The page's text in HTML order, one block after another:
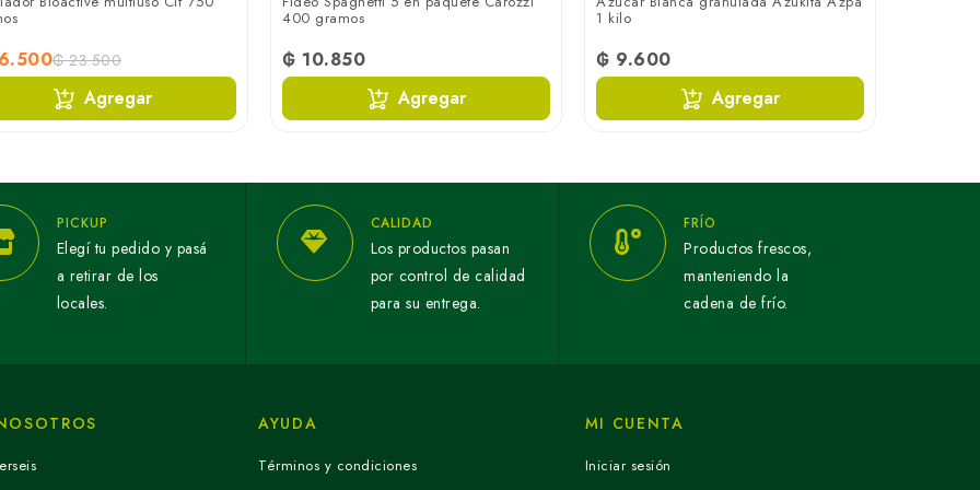
₲ 23.500
Agregar
400 gramos
₲ 10.850
Agregar
1 kilo
₲ 9.600
Agregar
PICKUP
Elegí tu pedido y pasá
a retirar de los
locales.
CALIDAD
Los productos pasan
por control de calidad
para su entrega.
FRÍO
Productos frescos,
manteniendo la
cadena de frío.
AYUDA
Términos y condiciones
MI CUENTA
Iniciar sesión